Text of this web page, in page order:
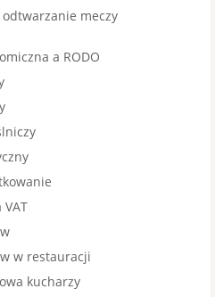
meczy
a RODO
w restauracji
kucharzy